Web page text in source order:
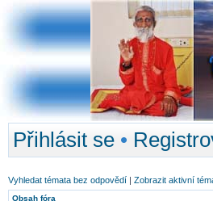
Přihlásit se •
Vyhledat témata bez odpovědí | Zobrazit aktivní
Obsah fóra